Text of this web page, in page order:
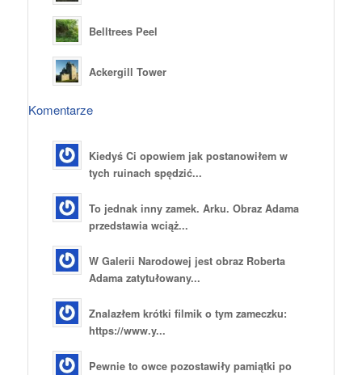
Belltrees Peel
Ackergill Tower
Komentarze
Kiedyś Ci opowiem jak postanowiłem w
tych ruinach spędzić...
To jednak inny zamek. Arku. Obraz Adama
przedstawia wciąż...
W Galerii Narodowej jest obraz Roberta
Adama zatytułowany...
Znalazłem krótki filmik o tym zameczku:
https://www.y...
Pewnie to owce pozostawiły pamiątki po